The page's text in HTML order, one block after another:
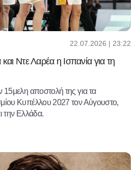
22.07.2026 | 23:22
Ντε Λαρέα η Ισπανία για τη
15μελη αποστολή της για τα
Κυπέλλου 2027 τον Αύγουστο,
την Ελλάδα.